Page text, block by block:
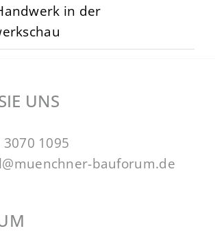
in der
UNS
3070 1095
bauforum.de